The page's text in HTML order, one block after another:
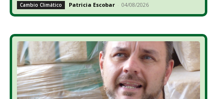
Cambio Climático Patricia Escobar - 04/08/2026